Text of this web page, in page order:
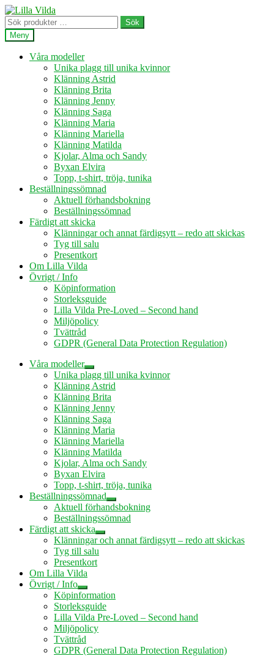
Hoppa
till
navigering
Hoppa
till
innehåll
Sök
efter:
Sök
Meny
Våra modeller
Unika plagg till unika kvinnor
Klänning Astrid
Klänning Brita
Klänning Jenny
Klänning Saga
Klänning Maria
Klänning Mariella
Klänning Matilda
Kjolar, Alma och Sandy
Byxan Elvira
Topp, t-shirt, tröja, tunika
Beställningssömnad
Aktuell förhandsbokning
Beställningssömnad
Färdigt att skicka
Klänningar och annat färdigsytt – redo att skickas
Tyg till salu
Presentkort
Om Lilla Vilda
Övrigt / Info
Köpinformation
Storleksguide
Lilla Vilda Pre-Loved – Second hand
Miljöpolicy
Tvättråd
GDPR (General Data Protection Regulation)
Våra modeller
Expandera
undermeny
Unika plagg till unika kvinnor
Klänning Astrid
Klänning Brita
Klänning Jenny
Klänning Saga
Klänning Maria
Klänning Mariella
Klänning Matilda
Kjolar, Alma och Sandy
Byxan Elvira
Topp, t-shirt, tröja, tunika
Beställningssömnad
Expandera
undermeny
Aktuell förhandsbokning
Beställningssömnad
Färdigt att skicka
Expandera
undermeny
Klänningar och annat färdigsytt – redo att skickas
Tyg till salu
Presentkort
Om Lilla Vilda
Övrigt / Info
Expandera
undermeny
Köpinformation
Storleksguide
Lilla Vilda Pre-Loved – Second hand
Miljöpolicy
Tvättråd
GDPR (General Data Protection Regulation)